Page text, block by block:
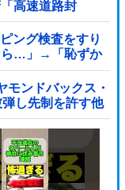
高速道路封
門（土砂崩れ発
ング検査をすり
ら…」→「恥ずか
モンドバックス・
し先制を許す他